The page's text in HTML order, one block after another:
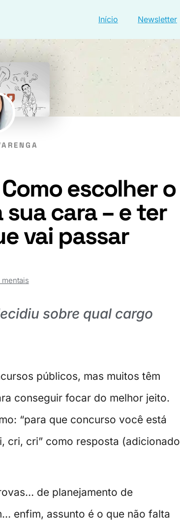
Início Newsletter
escolher o
cara – e ter
vai passar
mentais
sobre qual cargo
públicos, mas muitos têm
conseguir focar do melhor jeito.
“para que concurso você está
cri, cri” como resposta (adicionado
de planejamento de
enfim, assunto é o que não falta